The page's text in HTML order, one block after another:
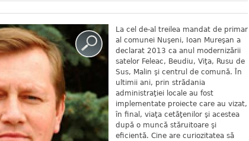
La cel de-al treilea mandat de primar
al comunei Nuşeni, Ioan Mureşan a
declarat 2013 ca anul modernizării
satelor Feleac, Beudiu, Viţa, Rusu de
Sus, Malin şi centrul de comună. În
ultimii ani, prin strădania
administraţiei locale au fost
implementate proiecte care au vizat,
în final, viaţa cetăţenilor şi acestea
după o muncă stăruitoare şi
eficientă. Cine are curiozitatea să